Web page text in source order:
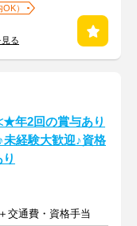
）
る
年2回の賞与あり
経験大歓迎♪資格
交通費・資格手当